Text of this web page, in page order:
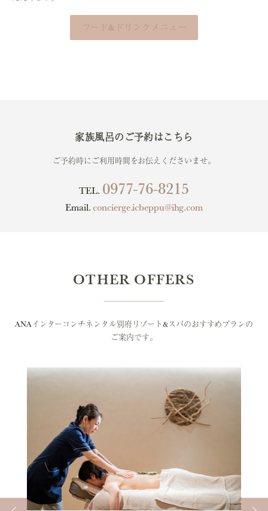
フード&ドリンクメニュー
家族風呂のご予約はこちら
ご予約時にご利用時間をお伝えくださいませ。
TEL. 0977-76-8215
Email.concierge.icbeppu@ihg.com
OTHER OFFERS
ANAインターコンチネンタル別府リゾート&スパのおすすめプランの
ご案内です。